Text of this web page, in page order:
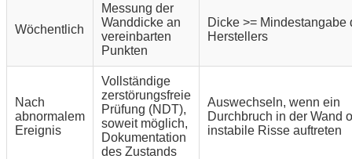
Wöchentlich
Messung der
Wanddicke an
vereinbarten
Punkten
Dicke >= Mindestangabe
Herstellers
Nach
abnormalem
Ereignis
Vollständige
zerstörungsfreie
Prüfung (NDT),
soweit möglich,
Dokumentation
des Zustands
Auswechseln, wenn ein
Durchbruch in der Wand
instabile Risse auftreten